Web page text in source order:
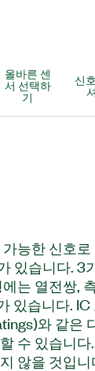
올바른 센
서 선택하
기
신
능한 신호
있습니다. 3
는 열전쌍,
있습니다. IC
와 같은
수 있습니다
않을 것입니